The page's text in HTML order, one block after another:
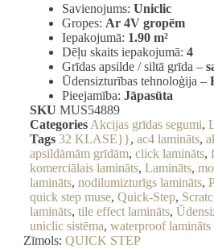
Savienojums: Uniclic
Gropes: Ar 4V gropēm
Iepakojumā: 1.90 m²
Dēļu skaits iepakojumā: 4
Grīdas apsilde / siltā grīda –
Ūdensizturības tehnoloģija –
Pieejamība: Jāpasūta
SKU MUS54889
Categories Akcijas grīdas segumi,
Tags 32 KLASE}}, ac4 lamināts,
apsildāmām grīdām, click lamināts,
komerciālais lamināts, Lamināts,
lamināts, nodilumizturīgs lamināts,
quick step muse, Quick-Step,
lamināts, tile effect lamināts,
uniclic sistēma, waterproof lamināts
Zīmols: QUICK STEP